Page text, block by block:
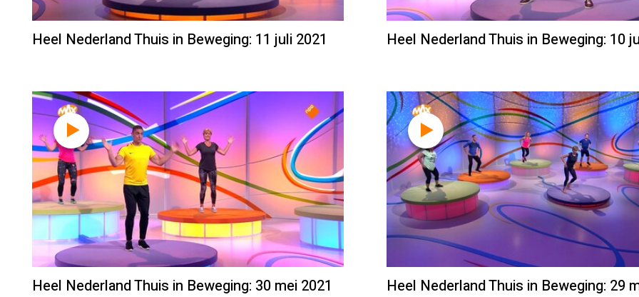
Heel Nederland Thuis in Beweging: 11 juli 2021 Heel Nederland Thuis in Beweging: 10
Heel Nederland Thuis in Beweging: 30 mei 2021 Heel Nederland Thuis in Beweging: 29